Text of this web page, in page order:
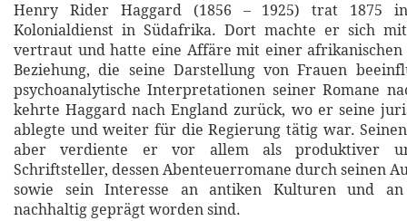
Henry Rider Haggard (1856 – 1925) trat 1875
Kolonialdienst in Südafrika. Dort machte er sich
vertraut und hatte eine Affäre mit einer afrikanischen
Beziehung, die seine Darstellung von Frauen
psychoanalytische Interpretationen seiner Romane
kehrte Haggard nach England zurück, wo er seine
ablegte und weiter für die Regierung tätig war.
aber verdiente er vor allem als produktiver
Schriftsteller, dessen Abenteuerromane durch seinen
sowie sein Interesse an antiken Kulturen und
nachhaltig geprägt worden sind.